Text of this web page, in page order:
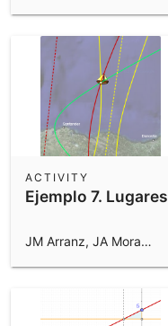
Ejemplo 7. Lugares
ACTIVITY
JM Arranz, JA Mora, M Sada y R Losada